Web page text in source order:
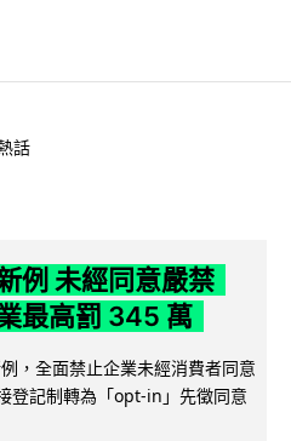
話
例 未經同意嚴禁
最高罰 345 萬
，全面禁止企業未經消費者同意
登記制轉為「opt-in」先徵同意